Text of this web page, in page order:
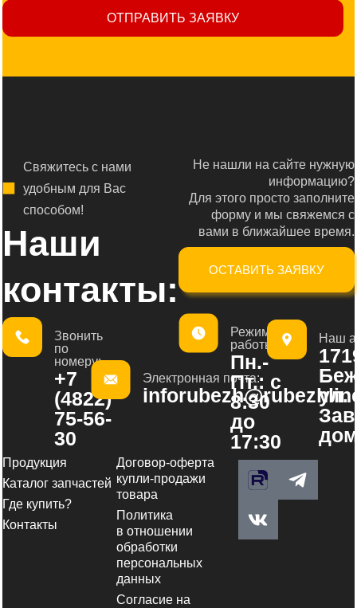
ОТПРАВИТЬ ЗАЯВКУ
Свяжитесь с нами
удобным для Вас
способом!
Наши
контакты:
Не нашли на сайте нужную
информацию?
Для этого просто заполните
форму и мы свяжемся с
вами в ближайшее время.
ОСТАВИТЬ ЗАЯВКУ
Звонить
по
номеру:
+7
(4822)
75-56-
30
Электронная почта:
Режим
работы:
Пн.-
Пт.: с
8:30
до
17:30
Наш
ул.
Продукция
Каталог запчастей
Где купить?
Контакты
Договор-оферта
купли-продажи
товара
Политика
в отношении
обработки
персональных
данных
Согласие на
T
e
V
k